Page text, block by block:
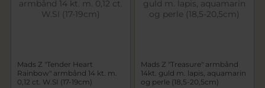
Mads Z "Tender Heart
Rainbow" armbånd 14 kt. m.
0,12 ct. W.SI (17-19cm)
Mads Z "Treasure" armbånd
14kt. guld m. lapis, aquamarin
og perle (18,5-20,5cm)